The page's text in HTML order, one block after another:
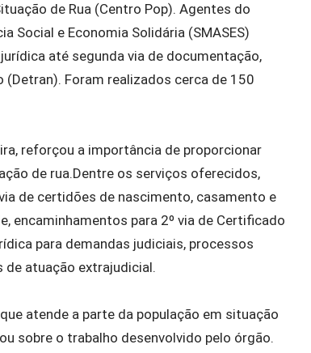
de Rua (Centro Pop). Agentes do
Social e Economia Solidária (SMASES)
até segunda via de documentação,
Foram realizados cerca de 150
reforçou a importância de proporcionar
de rua.Dentre os serviços oferecidos,
de certidões de nascimento, casamento e
encaminhamentos para 2º via de Certificado
para demandas judiciais, processos
de atuação extrajudicial.
atende a parte da população em situação
sobre o trabalho desenvolvido pelo órgão.